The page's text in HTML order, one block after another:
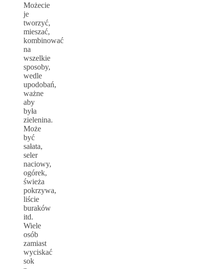
Możecie
je
tworzyć,
mieszać,
kombinować
na
wszelkie
sposoby,
wedle
upodobań,
ważne
aby
była
zielenina.
Może
być
sałata,
seler
naciowy,
ogórek,
świeża
pokrzywa,
liście
buraków
itd.
Wiele
osób
zamiast
wyciskać
sok